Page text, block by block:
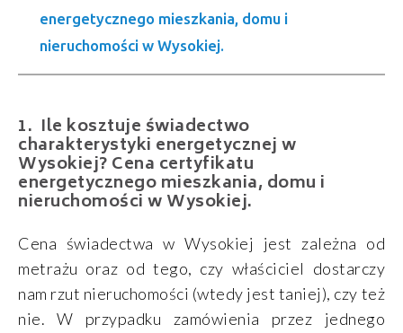
energetycznego mieszkania, domu i
nieruchomości w Wysokiej.
Ile kosztuje świadectwo
charakterystyki energetycznej w
Wysokiej? Cena certyfikatu
energetycznego mieszkania, domu i
nieruchomości w Wysokiej.
Cena świadectwa w Wysokiej jest zależna od
metrażu oraz od tego, czy właściciel dostarczy
nam rzut nieruchomości (wtedy jest taniej), czy też
nie. W przypadku zamówienia przez jednego